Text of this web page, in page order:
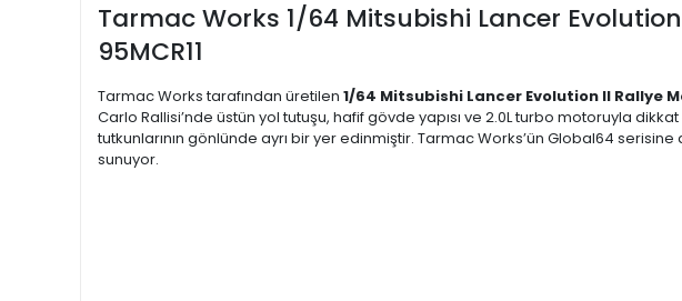
Tarmac Works 1/64 Mitsubishi Lancer
95MCR11
Tarmac Works tarafından üretilen 1/64 Mitsubishi Lancer Evolution II Rallye
Carlo Rallisi’nde üstün yol tutuşu, hafif gövde yapısı ve 2.0L turbo motoruyla
tutkunlarının gönlünde ayrı bir yer edinmiştir. Tarmac Works’ün Global64
sunuyor.